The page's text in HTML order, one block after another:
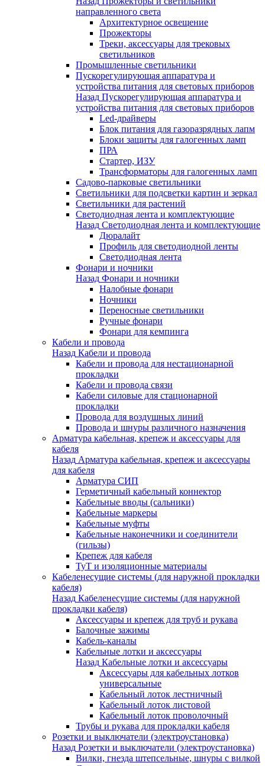
направленного света
Архитектурное освещение
Прожекторы
Треки, аксессуары для трековых
светильников
Промышленные светильники
Пускорегулирующая аппаратура и
устройства питания для световых приборов
Назад Пускорегулирующая аппаратура и
устройства питания для световых приборов
Led-драйверы
Блок питания для газоразрядных лапм
Блоки защиты для галогенных ламп
ПРА
Стартер, ИЗУ
Трансформаторы для галогенных ламп
Садово-парковые светильники
Светильники для подсветки картин и зеркал
Светильники для растений
Светодиодная лента и комплектующие
Назад Светодиодная лента и комплектующие
Дюралайт
Профиль для светодиодной ленты
Светодиодная лента
Фонари и ночники
Назад Фонари и ночники
Налобные фонари
Ночники
Переносные светильники
Ручные фонари
Фонари для кемпинга
Кабели и провода
Назад Кабели и провода
Кабели и провода для нестационарной
прокладки
Кабели и провода связи
Кабели силовые для стационарной
прокладки
Провода для воздушных линий
Провода и шнуры различного назначения
Арматура кабельная, крепеж и аксессуары для
кабеля
Назад Арматура кабельная, крепеж и аксессуары
для кабеля
Арматура СИП
Герметичный кабельный коннектор
Кабельные вводы (сальники)
Кабельные маркеры
Кабельные муфты
Кабельные наконечники и соединители
(гильзы)
Крепеж для кабеля
ТуТ и изоляционные материалы
Кабеленесущие системы (для наружной прокладки
кабеля)
Назад Кабеленесущие системы (для наружной
прокладки кабеля)
Аксессуары и крепеж для труб и рукава
Балочные зажимы
Кабель-каналы
Кабельные лотки и аксессуары
Назад Кабельные лотки и аксессуары
Аксессуары для кабельных лотков
универсальные
Кабельный лоток лестничный
Кабельный лоток листовой
Кабельный лоток проволочный
Трубы и рукава для прокладки кабеля
Розетки и выключатели (электроустановка)
Назад Розетки и выключатели (электроустановка)
Вилки, гнезда штепсельные, шнуры с вилкой